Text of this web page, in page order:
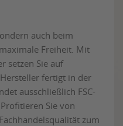
auch beim
Freiheit. Mit
setzen Sie auf
fertigt in der
ausschließlich FSC-
Sie von
zum